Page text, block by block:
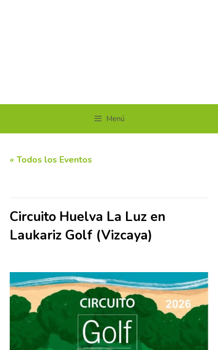
Menú
« Todos los Eventos
Circuito Huelva La Luz en
Laukariz Golf (Vizcaya)